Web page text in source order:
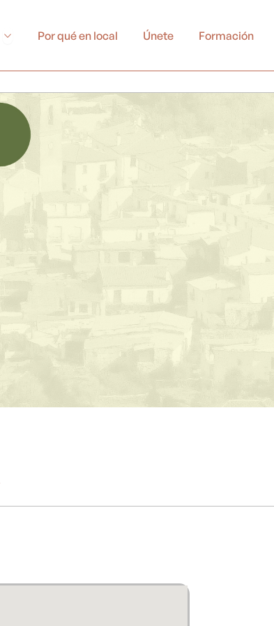
Abrir Buscador de comercios
Por qué en local Únete Formación